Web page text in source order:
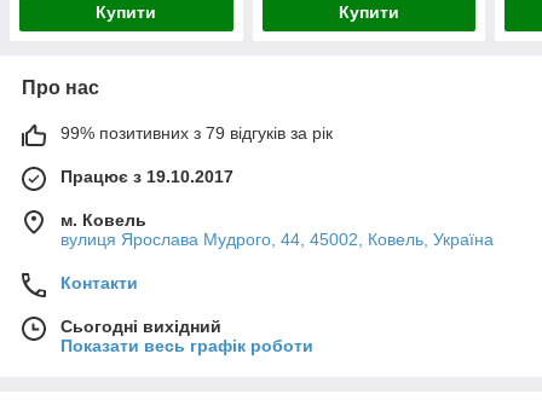
Купити Купити
Про нас
99% позитивних з 79 відгуків за рік
Працює з 19.10.2017
м. Ковель
вулиця Ярослава Мудрого, 44, 45002, Ковель, Україна
Контакти
Сьогодні вихідний
Показати весь графік роботи